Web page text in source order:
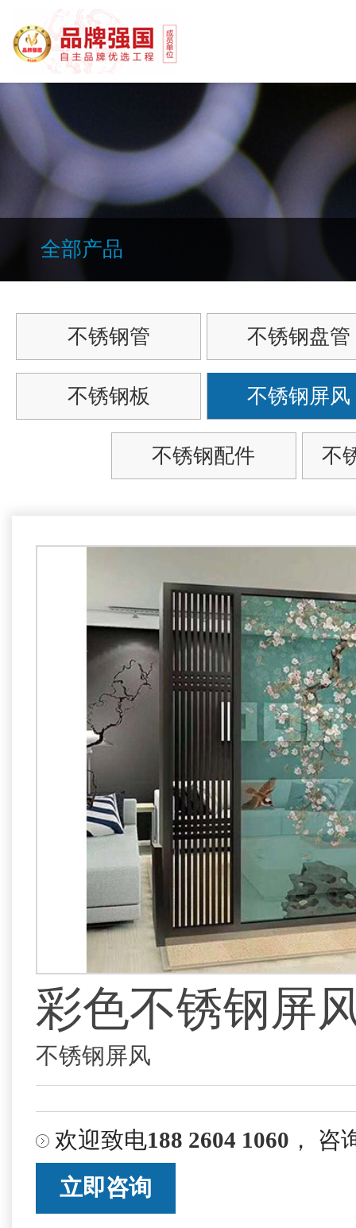
全部产品
不锈钢管 不锈钢盘管
不锈钢板 不锈钢屏风
不锈钢配件 不
彩色不锈钢屏
不锈钢屏风
欢迎致电188 2604 1060 ， 咨
立即咨询